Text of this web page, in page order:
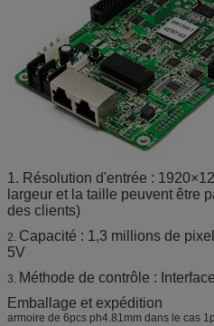
1. Résolution d'entrée :
largeur et la taille peuvent être
des clients)
2. Capacité : 1,3 millions de
5V
3. Méthode de contrôle :
Emballage et expédition
armoire de 6pcs ph4.81mm dans le cas